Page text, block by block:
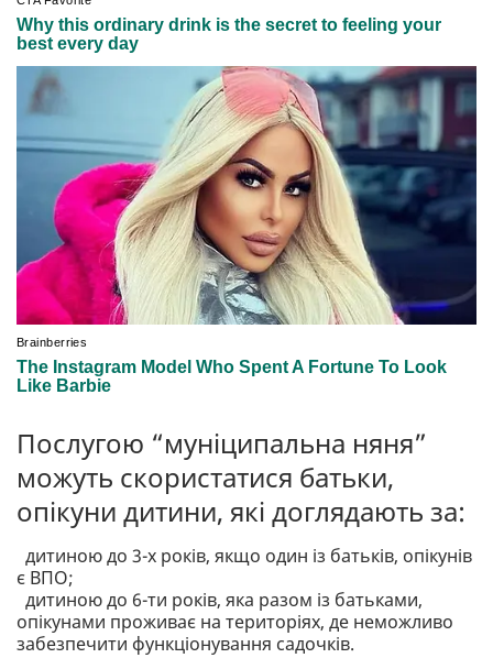
Послугою “муніципальна няня”
можуть скористатися батьки,
опікуни дитини, які доглядають за:
дитиною до 3-х років, якщо один із батьків, опікунів
є ВПО;
дитиною до 6-ти років, яка разом із батьками,
опікунами проживає на територіях, де неможливо
забезпечити функціонування садочків.